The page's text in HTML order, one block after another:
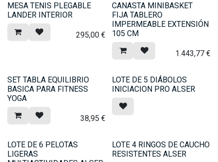
MESA TENIS PLEGABLE
LANDER INTERIOR
295,00 €
CANASTA MINIBASKET
FIJA TABLERO
IMPERMEABLE EXTENSIÓN
105 CM
1.443,77€
SET TABLA EQUILIBRIO
BASICA PARA FITNESS
YOGA
38,95 €
LOTE DE 5 DIÁBOLOS
INICIACION PRO ALSER
LOTE DE 6 PELOTAS
LIGERAS
LOTE 4 RINGOS DE CAUCHO
RESISTENTES ALSER